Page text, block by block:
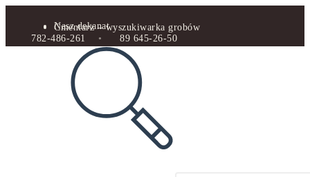
Nasz dekanat
Cmentarz – wyszukiwarka grobów
782-486-261
• 89 645-26-50